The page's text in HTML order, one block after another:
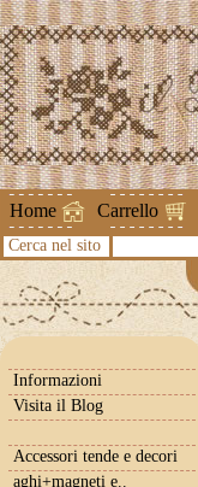
Home Carrello
Cerca nel sito
Informazioni
Visita il Blog
Accessori tende e decori
aghi+magneti e..